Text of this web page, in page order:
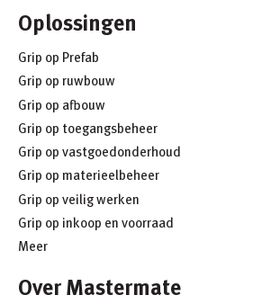
Oplossingen
Grip op Prefab
Grip op ruwbouw
Grip op afbouw
Grip op toegangsbeheer
Grip op vastgoedonderhoud
Grip op materieelbeheer
Grip op veilig werken
Grip op inkoop en voorraad
Meer
Over Mastermate